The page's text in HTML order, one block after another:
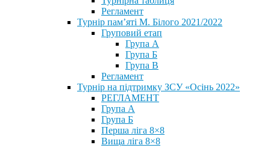
Регламент
Турнір пам’яті М. Білого 2021/2022
Груповий етап
Група А
Група Б
Група В
Регламент
Турнір на підтримку ЗСУ «Осінь 2022»
РЕГЛАМЕНТ
Група А
Група Б
Перша ліга 8×8
Вища ліга 8×8